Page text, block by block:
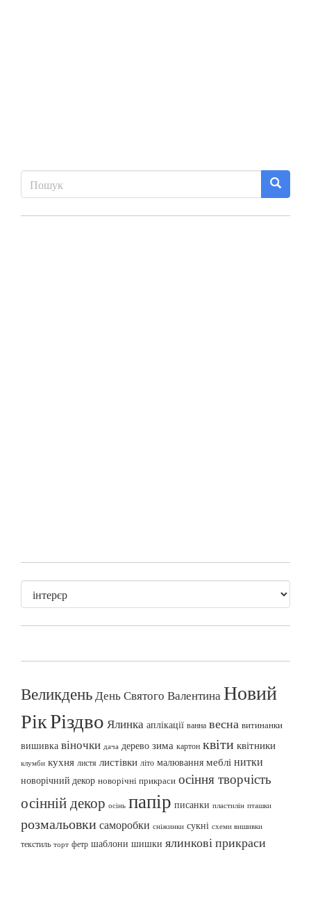
ВеликденьДень Святого ВалентинаНовий
РікРіздво Ялинка аплікації ванна весна витинанки
вишивка віночки дача дерево зима картон квіти квітники
клумби кухня листя листівки літо малювання меблі нитки
новорічний декор новорічні прикраси осіння творчість
осінній декор осінь папір писанки пластилін пташки
розмальовки саморобки сніжинки сукні схеми вишивки
текстиль торт фетр шаблони шишки ялинкові прикраси